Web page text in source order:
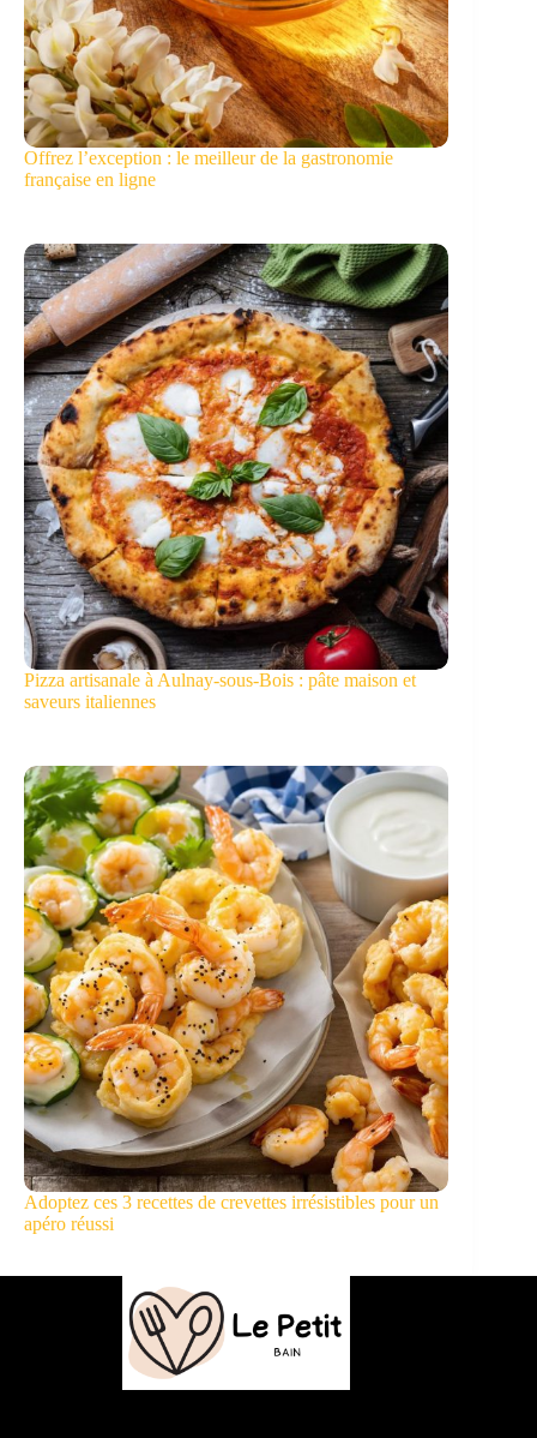
Offrez l’exception : le meilleur de la gastronomie
française en ligne
Pizza artisanale à Aulnay-sous-Bois : pâte maison et
saveurs italiennes
Adoptez ces 3 recettes de crevettes irrésistibles pour un
apéro réussi